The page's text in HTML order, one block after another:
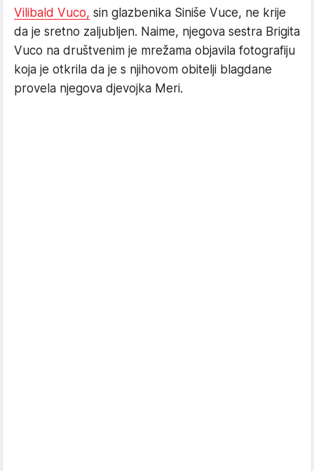
Vilibald Vuco, sin glazbenika Siniše Vuce, ne krije
da je sretno zaljubljen. Naime, njegova sestra Brigita
Vuco na društvenim je mrežama objavila fotografiju
koja je otkrila da je s njihovom obitelji blagdane
provela njegova djevojka Meri.